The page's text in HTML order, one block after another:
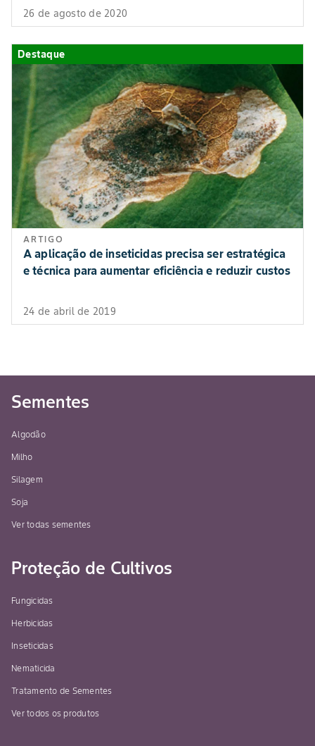
26 de agosto de 2020
Destaque
ARTIGO
A aplicação de inseticidas precisa ser estratégica
e técnica para aumentar eficiência e reduzir custos
24 de abril de 2019
Sementes
Algodão
Milho
Silagem
Soja
Ver todas sementes
Proteção de Cultivos
Fungicidas
Herbicidas
Inseticidas
Nematicida
Tratamento de Sementes
Ver todos os produtos